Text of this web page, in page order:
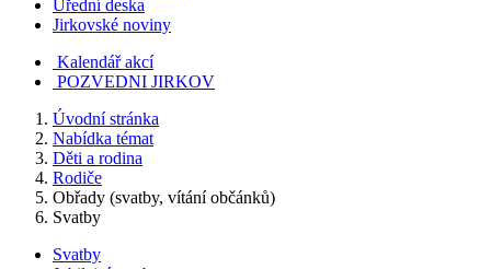
Úřední deska
Jirkovské noviny
Kalendář akcí
POZVEDNI JIRKOV
Úvodní stránka
Nabídka témat
Děti a rodina
Rodiče
Obřady (svatby, vítání občánků)
Svatby
Svatby